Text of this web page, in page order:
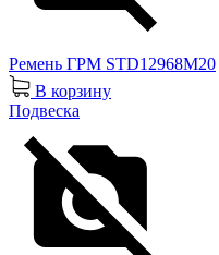
Ремень ГРМ STD12968M20
В корзину
Подвеска